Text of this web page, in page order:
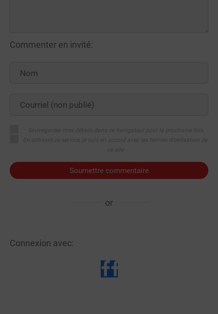
Commenter en invité:
Soumettre commentaire
or
Connexion avec: